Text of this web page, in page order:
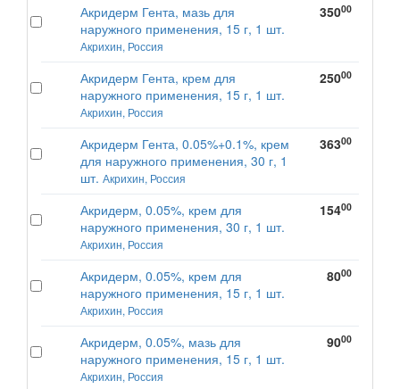
Акридерм Гента, мазь для
наружного применения, 15 г, 1 шт.
Акрихин, Россия
35000
Акридерм Гента, крем для
наружного применения, 15 г, 1 шт.
Акрихин, Россия
25000
Акридерм Гента, 0.05%+0.1%, крем
для наружного применения, 30 г, 1
шт. Акрихин, Россия
36300
Акридерм, 0.05%, крем для
наружного применения, 30 г, 1 шт.
Акрихин, Россия
15400
Акридерм, 0.05%, крем для
наружного применения, 15 г, 1 шт.
Акрихин, Россия
8000
Акридерм, 0.05%, мазь для
наружного применения, 15 г, 1 шт.
Акрихин, Россия
9000